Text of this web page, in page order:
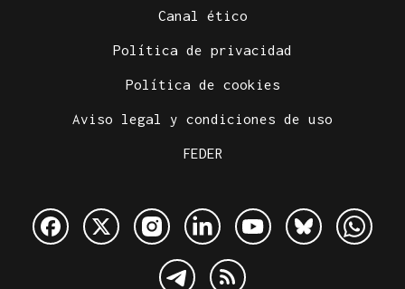
Canal ético
Política de privacidad
Política de cookies
Aviso legal y condiciones de uso
FEDER